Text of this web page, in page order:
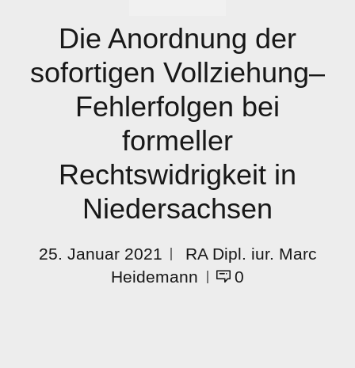
Die Anordnung der
sofortigen Vollziehung–
Fehlerfolgen bei
formeller
Rechtswidrigkeit in
Niedersachsen
25. Januar 2021
RA Dipl. iur. Marc
Heidemann
0